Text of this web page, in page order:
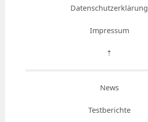
Datenschutzerklärung
Impressum
⇡
News
Testberichte